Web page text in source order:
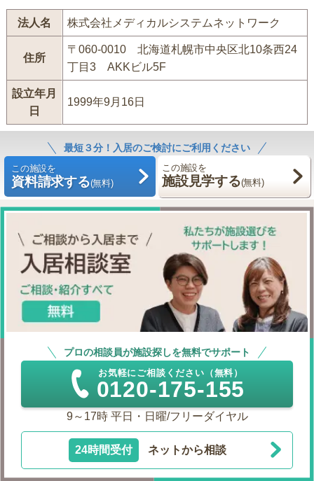
法人名 株式会社メディカルシステムネットワーク
住所
〒060-0010 北海道札幌市中央区北10条西24
丁目3 AKKビル5F
設立年月
日
1999年9月16日
最短３分！入居のご検討にご利用ください
この施設を
資料請求する(無料)
この施設を
施設見学する(無料)
プロの相談員が施設探しを無料でサポート
お気軽にご相談ください（無料）
0120-175-155
9～17時 平日・日曜/フリーダイヤル
24時間受付 ネットから相談